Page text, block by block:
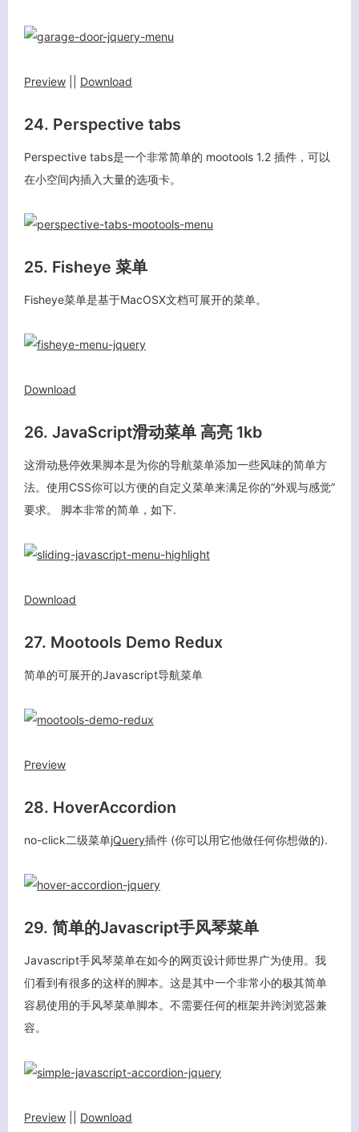
Preview Download
24. Perspective tabs
Perspective tabs是一个非常简单的 mootools 1.2 插件，可以
在小空间内插入大量的选项卡。
25. Fisheye 菜单
Fisheye菜单是基于MacOSX文档可展开的菜单。
Download
26. JavaScript滑动菜单 高亮 1kb
这滑动悬停效果脚本是为你的导航菜单添加一些风味的简单方
法。使用CSS你可以方便的自定义菜单来满足你的“外观与感觉”
要求。 脚本非常的简单，如下.
Download
27. Mootools Demo Redux
简单的可展开的Javascript导航菜单
Preview
28. HoverAccordion
no-click二级菜单jQuery插件 (你可以用它他做任何你想做的).
29. 简单的Javascript手风琴菜单
Javascript手风琴菜单在如今的网页设计师世界广为使用。我
们看到有很多的这样的脚本。这是其中一个非常小的极其简单
容易使用的手风琴菜单脚本。不需要任何的框架并跨浏览器兼
容。
Preview Download